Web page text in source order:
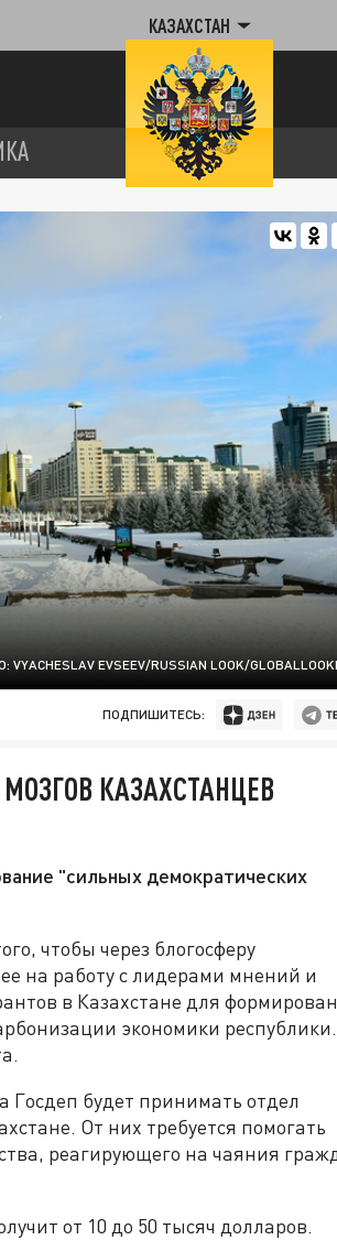
КАЗАХСТАН
VYACHESLAV EVSEEV/RUSSIAN LOOK/
ПОДПИШИТЕСЬ:
КАЗАХСТАНЦЕВ
"сильных демократических
чтобы через блогосферу
на работу с лидерами мнений и
в Казахстане для
экономики
будет принимать отдел
От них требуется помогать
реагирующего на чаяния
от 10 до 50 тысяч долларов.